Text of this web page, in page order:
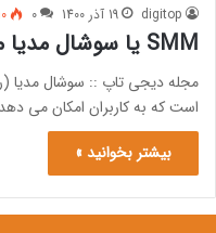
digitop 19 آذر 1400 0
SMM یا سوشال مدیا مارکتینگ چیست؟
مجله دیجی تاپ :: سوشال مدیا
است که به کاربران امکان می
بیشتر بخوانید »